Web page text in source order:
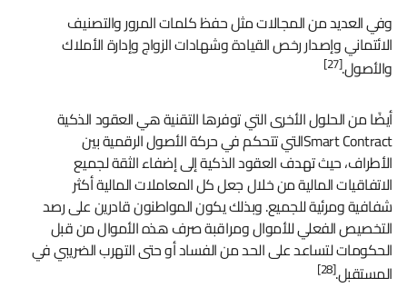
وفي العديد من المجالات مثل حفظ كلمات المرور والتصنيف
الائتماني وإصدار رخص القيادة وشهادات الزواج وإدارة الأملاك
والأصول.[27]
أيضًا من الحلول الأخرى التي توفرها التقنية هي العقود الذكية
Smart Contractالتي تتحكم في حركة الأصول الرقمية بين
الأطراف، حيث تهدف العقود الذكية إلى إضفاء الثقة لجميع
الاتفاقيات المالية من خلال جعل كل المعاملات المالية أكثر
شفافية ومرئية للجميع. وبذلك يكون المواطنون قادرين على رصد
التخصيص الفعلي للأموال ومراقبة صرف هذه الأموال من قبل
الحكومات لتساعد على الحد من الفساد أو حتى التهرب الضريبي في
المستقبل.[28]